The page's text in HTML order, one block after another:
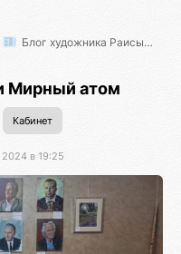
Блог художника Раисы Арефьевой
Мирный атом
Кабинет
2024 в 19:25